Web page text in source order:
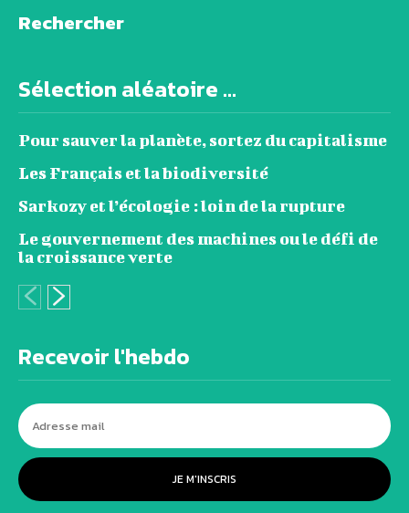
Rechercher
Sélection aléatoire ...
Pour sauver la planète, sortez du capitalisme
Les Français et la biodiversité
Sarkozy et l’écologie : loin de la rupture
Le gouvernement des machines ou le défi de
la croissance verte
Recevoir l'hebdo
JE M'INSCRIS